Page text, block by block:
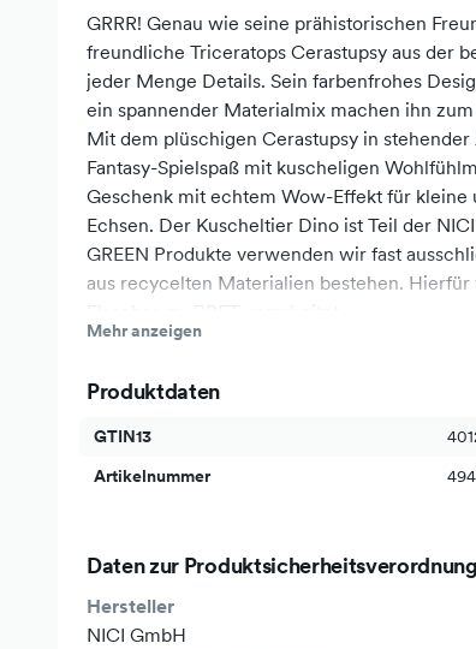
GRRR! Genau wie seine prähistorischen
freundliche Triceratops Cerastupsy aus der
jeder Menge Details. Sein farbenfrohes
ein spannender Materialmix machen ihn
Mit dem plüschigen Cerastupsy in
Fantasy-Spielspaß mit kuscheligen
Geschenk mit echtem Wow-Effekt für kleine
Echsen. Der Kuscheltier Dino ist Teil der
GREEN Produkte verwenden wir fast
aus recycelten Materialien bestehen.
Höhe:
Tiefe: 20 cm
Artikeluntertyp:
Mehr anzeigen
Produktdaten
GTIN13
Artikelnummer
Daten zur Produktsicherheitsverordnung
Hersteller
NICI GmbH